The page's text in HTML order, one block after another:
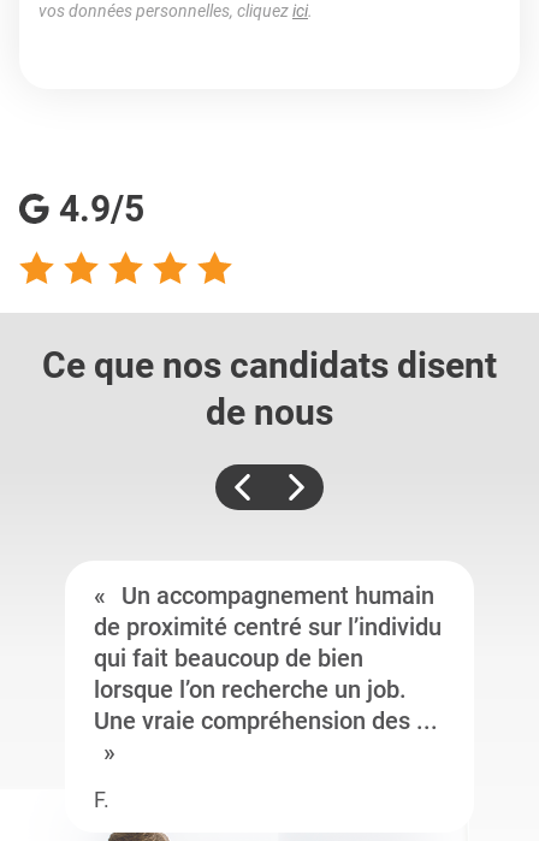
vos données personnelles, cliquezici.
4.9/5
Ce que nos candidats disent
de nous
Un accompagnement humain
de proximité centré sur l’individu
qui fait beaucoup de bien
lorsque l’on recherche un job.
Une vraie compréhension des ...
F.